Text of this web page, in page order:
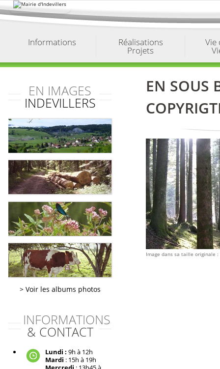
au
contenu.
Informations Réalisations
Projets
Vie
EN IMAGES
INDEVILLERS
Voir les albums photos
INFORMATIONS
& CONTACT
Lundi : 9h à 12h
Mardi : 15h à 19h
EN SOUS
Image dans sa taille originale :